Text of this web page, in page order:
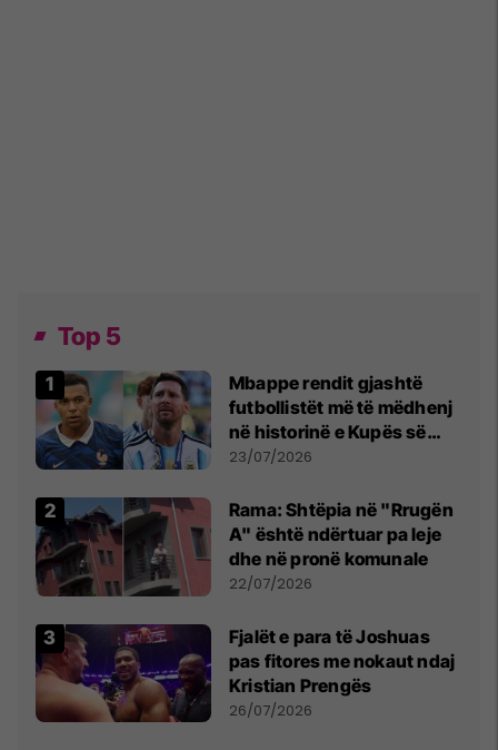
Top 5
Mbappe rendit gjashtë
futbollistët më të mëdhenj
në historinë e Kupës së
Botës, Messi mbetet i dyti
23/07/2026
Rama: Shtëpia në "Rrugën
A" është ndërtuar pa leje
dhe në pronë komunale
22/07/2026
Fjalët e para të Joshuas
pas fitores me nokaut ndaj
Kristian Prengës
26/07/2026